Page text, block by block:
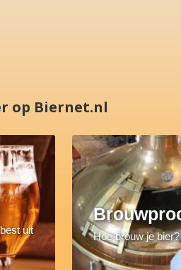
op Biernet.nl
uit
Hoe brouw je bier?